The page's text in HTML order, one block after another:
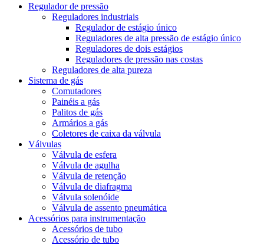
Regulador de pressão
Reguladores industriais
Regulador de estágio único
Reguladores de alta pressão de estágio único
Reguladores de dois estágios
Reguladores de pressão nas costas
Reguladores de alta pureza
Sistema de gás
Comutadores
Painéis a gás
Palitos de gás
Armários a gás
Coletores de caixa da válvula
Válvulas
Válvula de esfera
Válvula de agulha
Válvula de retenção
Válvula de diafragma
Válvula solenóide
Válvula de assento pneumática
Acessórios para instrumentação
Acessórios de tubo
Acessório de tubo